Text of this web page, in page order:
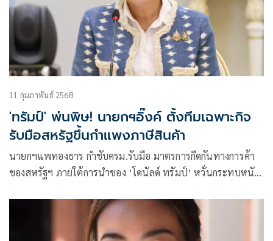
11 กุมภาพันธ์ 2568
'ทรัมป์' พ่นพิษ! นายกฯอิ๊งค์ ตั้งทีมเฉพาะกิจ
รับมือสหรัฐขึ้นกำแพงภาษีสินค้า
นายกฯแพทองธาร กำชับครม.รับมือ มาตรการกีดกันทางการค้า
ของสหรัฐฯ ภายใต้การนำของ ‘โดนัลด์ ทรัมป์’ หวั่นกระทบหนัก